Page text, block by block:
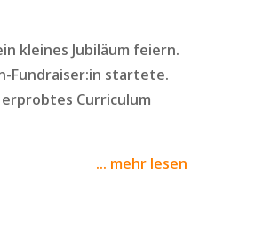
kleines Jubiläum feiern.
Fundraiser:in startete.
Curriculum
mehr lesen